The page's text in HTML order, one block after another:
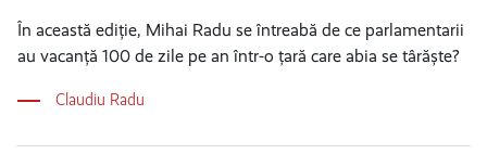
În această ediție, Mihai Radu se întreabă de ce parlamentarii
au vacanță 100 de zile pe an într-o țară care abia se târăște?
Claudiu Radu